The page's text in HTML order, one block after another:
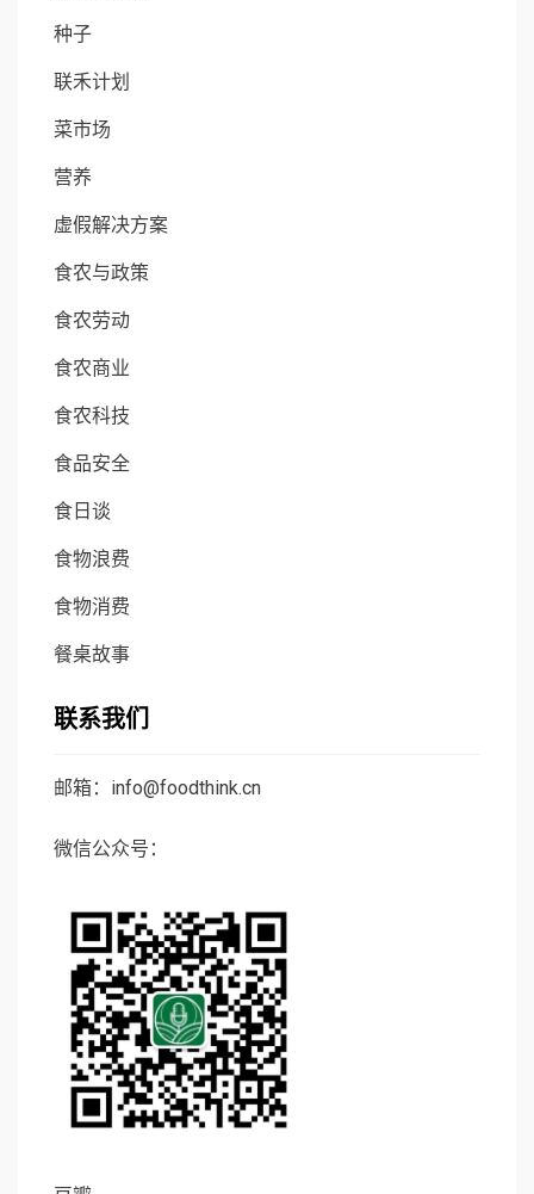
种子
联禾计划
菜市场
营养
虚假解决方案
食农与政策
食农劳动
食农商业
食农科技
食品安全
食日谈
食物浪费
食物消费
餐桌故事
联系我们
邮箱：info@foodthink.cn
微信公众号：